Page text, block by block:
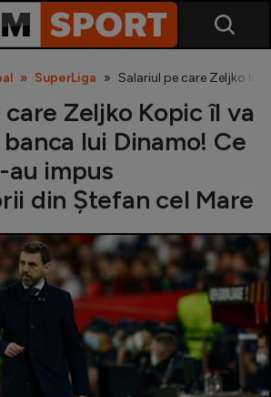
2
României
Națională
SuperLiga Salariul pe care Zeljko
Zeljko Kopic îl va
lui Dinamo! Ce
impus
din Ștefan cel Mare